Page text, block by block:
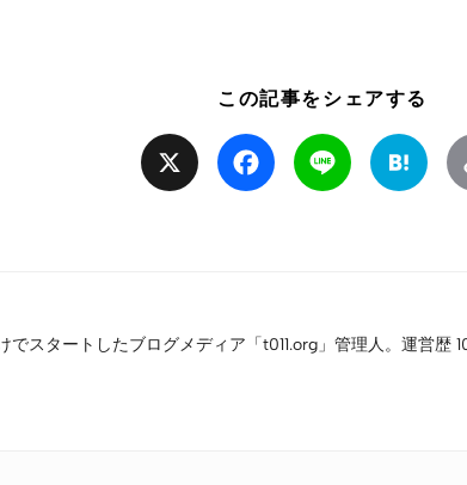
この記事をシェアする
Facebook Line
でスタートしたブログメディア「t011.org」管理人。運営